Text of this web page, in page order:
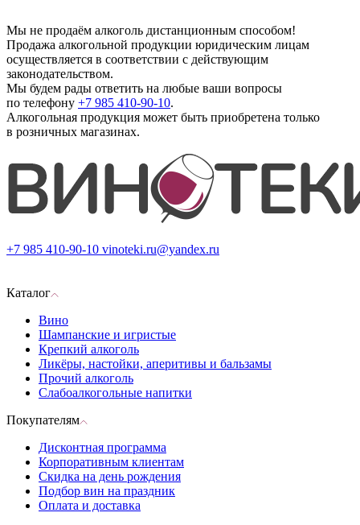
Мы не продаём алкоголь дистанционным способом!
Продажа алкогольной продукции юридическим лицам
осуществляется в соответствии с действующим
законодательством.
Мы будем рады ответить на любые ваши вопросы
по телефону +7 985 410-90-10.
Алкогольная продукция может быть приобретена только
в розничных магазинах.
+7 985 410-90-10 vinoteki.ru@yandex.ru
Каталог
Вино
Шампанские и игристые
Крепкий алкоголь
Ликёры, настойки, аперитивы и бальзамы
Прочий алкоголь
Слабоалкогольные напитки
Покупателям
Дисконтная программа
Корпоративным клиентам
Скидка на день рождения
Подбор вин на праздник
Оплата и доставка